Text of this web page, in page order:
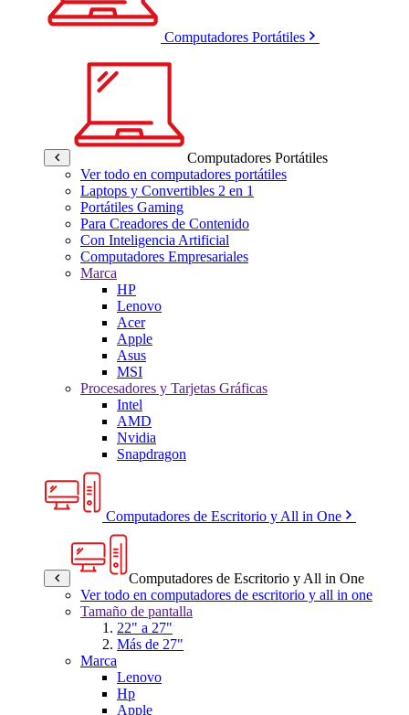
Computadores Portátiles
Computadores Portátiles
Ver todo en computadores portátiles
Laptops y Convertibles 2 en 1
Portátiles Gaming
Para Creadores de Contenido
Con Inteligencia Artificial
Computadores Empresariales
Marca
HP
Lenovo
Acer
Apple
Asus
MSI
Procesadores y Tarjetas Gráficas
Intel
AMD
Nvidia
Snapdragon
Computadores de Escritorio y All in One
Computadores de Escritorio y All in One
Ver todo en computadores de escritorio y all in one
Tamaño de pantalla
22" a 27"
Más de 27"
Marca
Lenovo
Hp
Apple